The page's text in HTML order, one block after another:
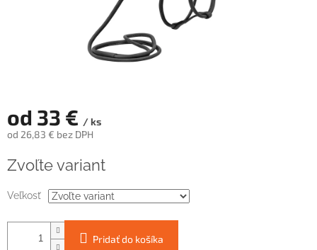
od 33 € / ks
od 26,83 € bez DPH
cena:
Zvoľte variant
Veľkosť
Pridať do košíka